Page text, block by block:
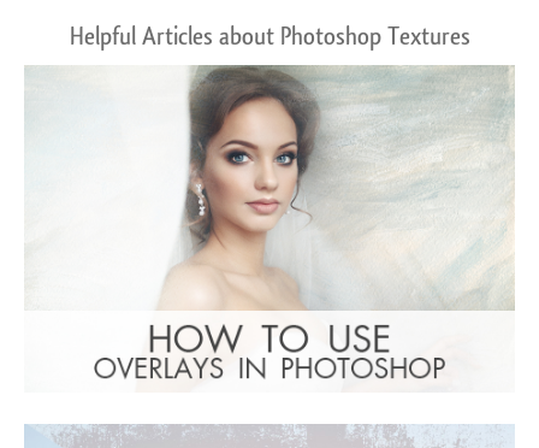
Helpful Articles about Photoshop Textures